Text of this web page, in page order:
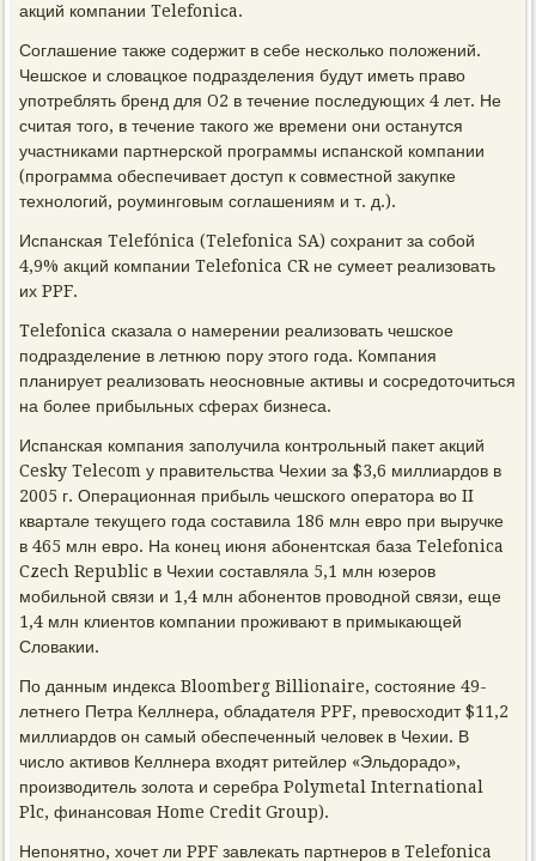
акций компании Telefoniсa.
Соглашение также содержит в себе несколько положений.
Чешское и словацкое подразделения будут иметь право
употреблять бренд для O2 в течение последующих 4 лет. Не
считая того, в течение такого же времени они останутся
участниками партнерской программы испанской компании
(программа обеспечивает доступ к совместной закупке
технологий, роуминговым соглашениям и т. д.).
Испанская Telefónica (Telefonica SA) сохранит за собой
4,9% акций компании Telefonica CR не сумеет реализовать
их PPF.
Telefonica сказала о намерении реализовать чешское
подразделение в летнюю пору этого года. Компания
планирует реализовать неосновные активы и сосредоточиться
на более прибыльных сферах бизнеса.
Испанская компания заполучила контрольный пакет акций
Cesky Telecom у правительства Чехии за $3,6 миллиардов в
2005 г. Операционная прибыль чешского оператора во II
квартале текущего года составила 186 млн евро при выручке
в 465 млн евро. На конец июня абонентская база Telefonica
Czech Republic в Чехии составляла 5,1 млн юзеров
мобильной связи и 1,4 млн абонентов проводной связи, еще
1,4 млн клиентов компании проживают в примыкающей
Словакии.
По данным индекса Bloomberg Billionaire, состояние 49-
летнего Петра Келлнера, обладателя PPF, превосходит $11,2
миллиардов он самый обеспеченный человек в Чехии. В
число активов Келлнера входят ритейлер «Эльдорадо»,
производитель золота и серебра Polymetal International
Plc, финансовая Home Credit Group).
Непонятно, хочет ли PPF завлекать партнеров в Telefonica